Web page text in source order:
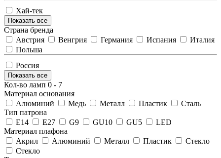
Хай-тек
Показать все
Страна бренда
Австрия
Венгрия Германия Испания
Италия
Польша
Россия
Показать все
Кол-во ламп 0 - 7
Материал основания
Алюминий
Медь Металл Пластик
Сталь
Тип патрона
E14
E27 G9 GU10 GU5
LED
Материал плафона
Акрил
Алюминий Металл Пластик
Стекло
Стекло